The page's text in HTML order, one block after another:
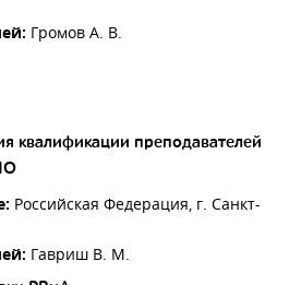
Громов А. В.
квалификации преподавателей
Российская Федерация, г. Санкт-
Гавриш В. М.